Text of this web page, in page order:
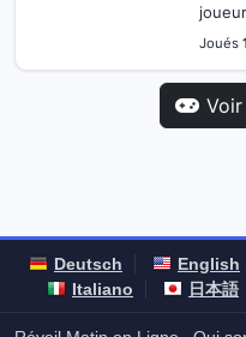
Joués
Deutsch English
Italiano
日本語